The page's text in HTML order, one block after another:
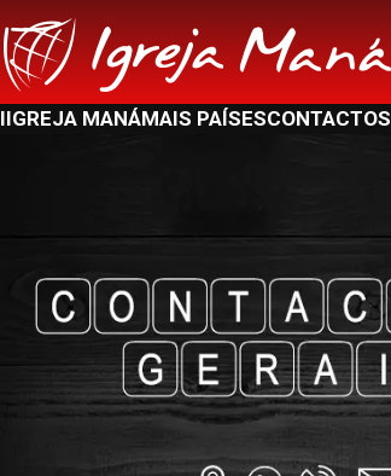
IIGREJA MANÁMAIS PAÍSESCONTACTOS